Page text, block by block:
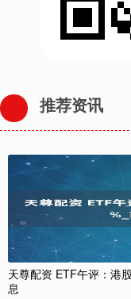
推荐资讯
天尊配资 ETF午评：港
息